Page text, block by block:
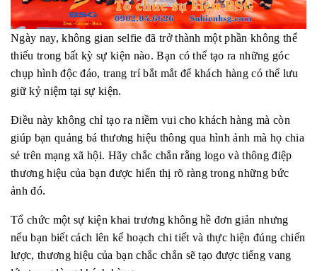
Ngày nay, không gian selfie đã trở thành một phần không thể
thiếu trong bất kỳ sự kiện nào. Bạn có thể tạo ra những góc
chụp hình độc đáo, trang trí bắt mắt để khách hàng có thể lưu
giữ kỷ niệm tại sự kiện.
Điều này không chỉ tạo ra niềm vui cho khách hàng mà còn
giúp bạn quảng bá thương hiệu thông qua hình ảnh mà họ chia
sẻ trên mạng xã hội. Hãy chắc chắn rằng logo và thông điệp
thương hiệu của bạn được hiển thị rõ ràng trong những bức
ảnh đó.
Tổ chức một sự kiện khai trương không hề đơn giản nhưng
nếu bạn biết cách lên kế hoạch chi tiết và thực hiện đúng chiến
lược, thương hiệu của bạn chắc chắn sẽ tạo được tiếng vang